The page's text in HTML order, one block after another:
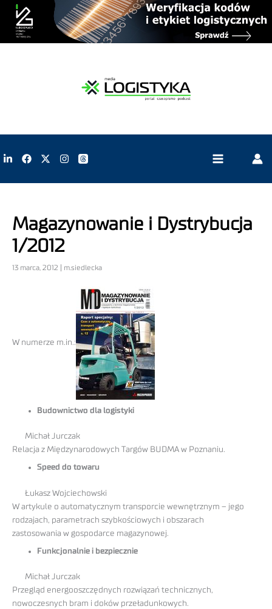
Magazynowanie i Dystrybucja
1/2012
13 marca, 2012 | m.siedlecka
W numerze m.in.:
Budownictwo dla logistyki
Michał Jurczak
Relacja z Międzynarodowych Targów BUDMA w Poznaniu.
Speed do towaru
Łukasz Wojciechowski
W artykule o automatycznym transporcie wewnętrznym – jego
rodzajach, parametrach szybkościowych i obszarach
zastosowania w gospodarce magazynowej.
Funkcjonalnie i bezpiecznie
Michał Jurczak
Przegląd energooszczędnych rozwiązań technicznych,
nowoczesnych bram i doków przeładunkowych.